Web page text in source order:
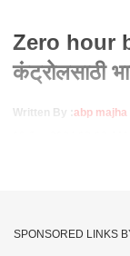
Zero hour
कंट्रोलसाठी
Written By : abp majha
SPONSORED LINKS